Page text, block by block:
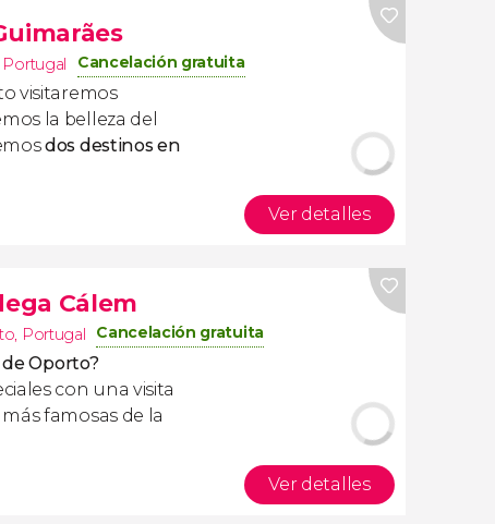
Portugal Cancelación gratuita
visitaremos
la belleza del
dos destinos en
Ver detalles
Cálem
, Portugal Cancelación gratuita
Oporto?
con una visita
famosas de la
Ver detalles